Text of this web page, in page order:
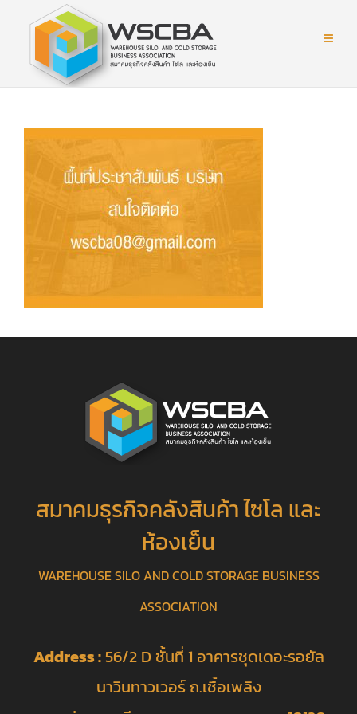
สมาคมธุรกิจคลังสินค้า ไซโล และ
ห้องเย็น
WAREHOUSE SILO AND COLD STORAGE BUSINESS
ASSOCIATION
Address :56/2 D ชั้นที่ 1 อาคารชุดเดอะรอยัล
นาวินทาวเวอร์ ถ.เชื้อเพลิง